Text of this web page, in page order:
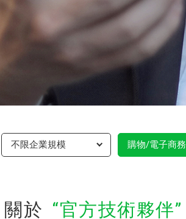
不限企業規模 購物/電子商務
關於 官方技術夥伴